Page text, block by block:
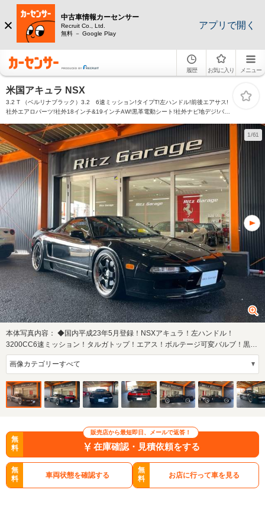
中古車情報カーセンサー
Recruit Co., Ltd.
無料 － Google Play
アプリで開く
履歴 お気に入り メニュー
米国アキュラ NSX
3.2 T （ベルリナブラック）3.2 6速ミッション!タイプT!左ハンドル!前後エアサス!
社外エアロパーツ!社外18インチ&19インチAW!黒革電動シート!社外ナビ地デジ!バッ
1/61
本体写真内容： ◆国内平成23年5月登録！NSXアキュラ！左ハンドル！
3200CC6速ミッション！タルガトップ！エアス！ボルテージ可変バルブ！黒革
電動シート！社外エア…
販売店から最短即日、メールで返答！
無
料
在庫確認・見積依頼をする
無
料
車両状態を確認する
無
料
お店に行って車を見る